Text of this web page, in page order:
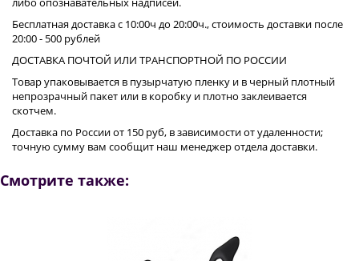
Бесплатная доставка с 10:00ч до 20:00ч., стоимость доставки после
20:00 - 500 рублей
ДОСТАВКА ПОЧТОЙ ИЛИ ТРАНСПОРТНОЙ ПО РОССИИ
Товар упаковывается в пузырчатую пленку и в черный плотный
непрозрачный пакет или в коробку и плотно заклеивается
скотчем.
Доставка по России от 150 руб, в зависимости от удаленности;
точную сумму вам сообщит наш менеджер отдела доставки.
Смотрите также: